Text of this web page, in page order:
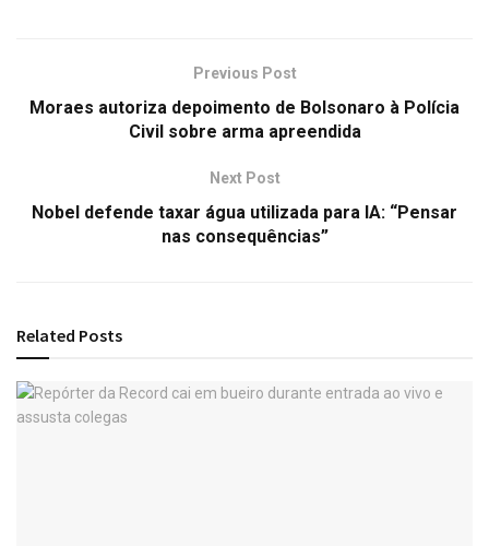
Previous Post
Moraes autoriza depoimento de Bolsonaro à Polícia
Civil sobre arma apreendida
Next Post
Nobel defende taxar água utilizada para IA: “Pensar
nas consequências”
Related Posts